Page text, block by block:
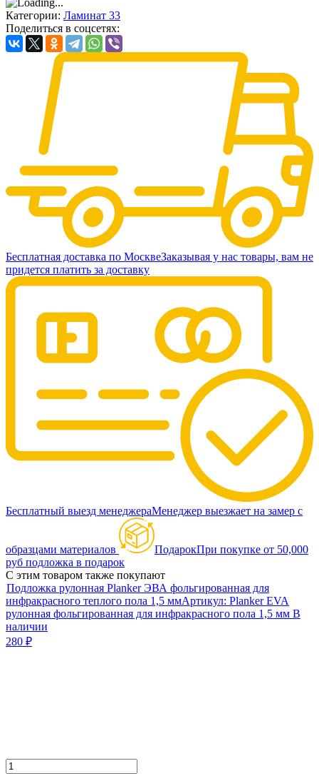
Категории: Ламинат 33
Поделиться в соцсетях:
Бесплатная доставка по МосквеЗаказывая у нас товары, вам не
придется платить за доставку
Бесплатный выезд менеджераМенеджер выезжает на замер с
образцами материалов ПодарокПри покупке от 50,000
руб подложка в подарок
С этим товаром также покупают
Подложка рулонная Planker ЭВА фольгированная для
инфракрасного теплого пола 1,5 ммАртикул: Planker EVA
рулонная фольгированная для инфракрасного пола 1,5 мм В
наличии
280 ₽